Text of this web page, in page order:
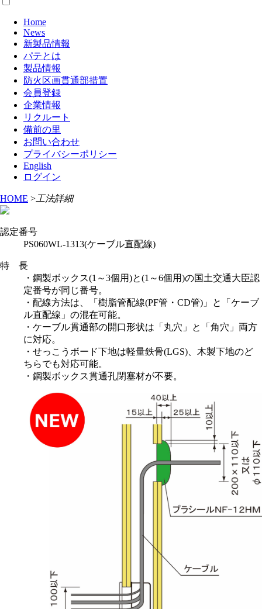
Home
News
新製品情報
パテとは
製品情報
防火区画貫通部措置
会員登録
企業情報
リクルート
備前の里
お問い合わせ
プライバシーポリシー
English
ログイン
HOME > 工法詳細
認定番号
PS060WL-1313(ケーブル直配線)
特 長
・鋼製ボックス(1～3個用)と(1～6個用)の国土交通大臣認
定番号が同じ番号。
・配線方法は、「樹脂管配線(PF管・CD管)」と「ケーブ
ル直配線」の混在可能。
・ケーブル貫通部の開口形状は「丸穴」と「角穴」両方
に対応。
・せっこうボード下地は軽量鉄骨(LGS)、木製下地のど
ちらでも対応可能。
・鋼製ボックス貫通孔閉塞材が不要。